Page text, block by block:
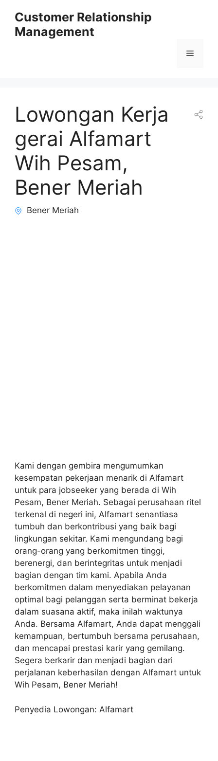
content
Customer Relationship
Management
Menu
Lowongan Kerja
gerai Alfamart
Wih Pesam,
Bener Meriah
Bener Meriah
Kami dengan gembira mengumumkan
kesempatan pekerjaan menarik di Alfamart
untuk para jobseeker yang berada di Wih
Pesam, Bener Meriah. Sebagai perusahaan ritel
terkenal di negeri ini, Alfamart senantiasa
tumbuh dan berkontribusi yang baik bagi
lingkungan sekitar. Kami mengundang bagi
orang-orang yang berkomitmen tinggi,
berenergi, dan berintegritas untuk menjadi
bagian dengan tim kami. Apabila Anda
berkomitmen dalam menyediakan pelayanan
optimal bagi pelanggan serta berminat bekerja
dalam suasana aktif, maka inilah waktunya
Anda. Bersama Alfamart, Anda dapat menggali
kemampuan, bertumbuh bersama perusahaan,
dan mencapai prestasi karir yang gemilang.
Segera berkarir dan menjadi bagian dari
perjalanan keberhasilan dengan Alfamart untuk
Wih Pesam, Bener Meriah!
Penyedia Lowongan: Alfamart